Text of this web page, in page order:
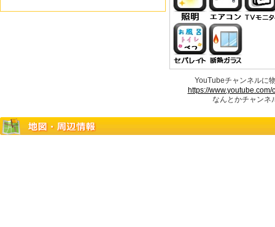
YouTubeチャンネルに
https://
なんとかチャンネ